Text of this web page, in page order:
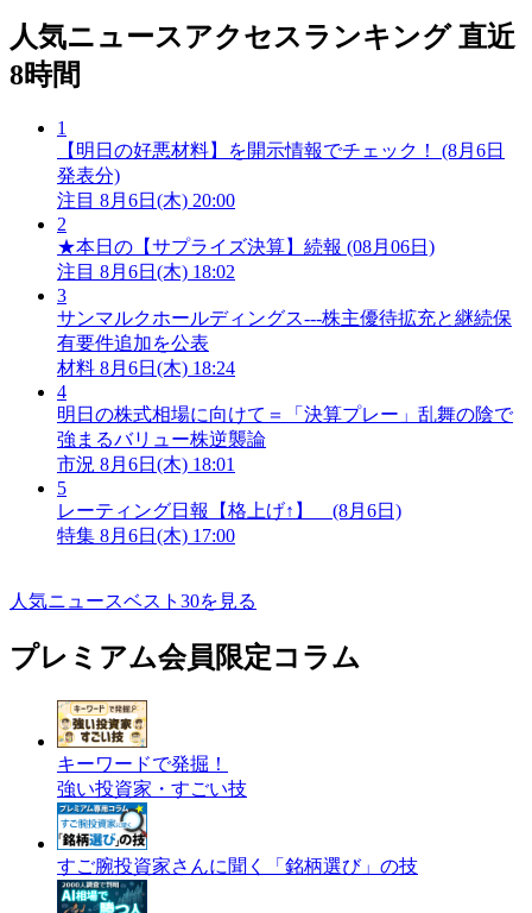
人気ニュースアクセスランキング 直近
8時間
1
【明日の好悪材料】を開示情報でチェック！ (8月6日
発表分)
注目 8月6日(木) 20:00
2
★本日の【サプライズ決算】続報 (08月06日)
注目 8月6日(木) 18:02
3
サンマルクホールディングス---株主優待拡充と継続保
有要件追加を公表
材料 8月6日(木) 18:24
4
明日の株式相場に向けて＝「決算プレー」乱舞の陰で
強まるバリュー株逆襲論
市況 8月6日(木) 18:01
5
レーティング日報【格上げ↑】 (8月6日)
特集 8月6日(木) 17:00
人気ニュースベスト30を見る
プレミアム会員限定コラム
キーワードで発掘！
強い投資家・すごい技
すご腕投資家さんに聞く「銘柄選び」の技